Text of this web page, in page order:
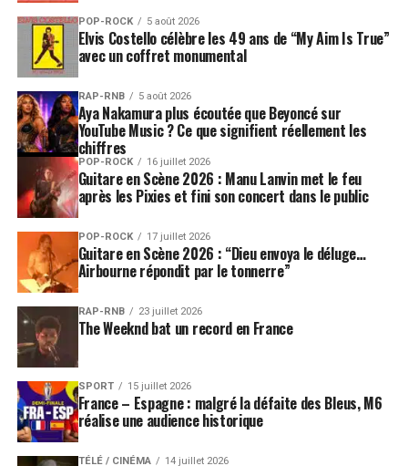
POP-ROCK 5 août 2026
Elvis Costello célèbre les 49 ans de “My Aim Is True”
avec un coffret monumental
RAP-RNB 5 août 2026
Aya Nakamura plus écoutée que Beyoncé sur
YouTube Music ? Ce que signifient réellement les
chiffres
POP-ROCK 16 juillet 2026
Guitare en Scène 2026 : Manu Lanvin met le feu
après les Pixies et fini son concert dans le public
POP-ROCK 17 juillet 2026
Guitare en Scène 2026 : “Dieu envoya le déluge…
Airbourne répondit par le tonnerre”
RAP-RNB 23 juillet 2026
The Weeknd bat un record en France
SPORT 15 juillet 2026
France – Espagne : malgré la défaite des Bleus, M6
réalise une audience historique
TÉLÉ / CINÉMA 14 juillet 2026